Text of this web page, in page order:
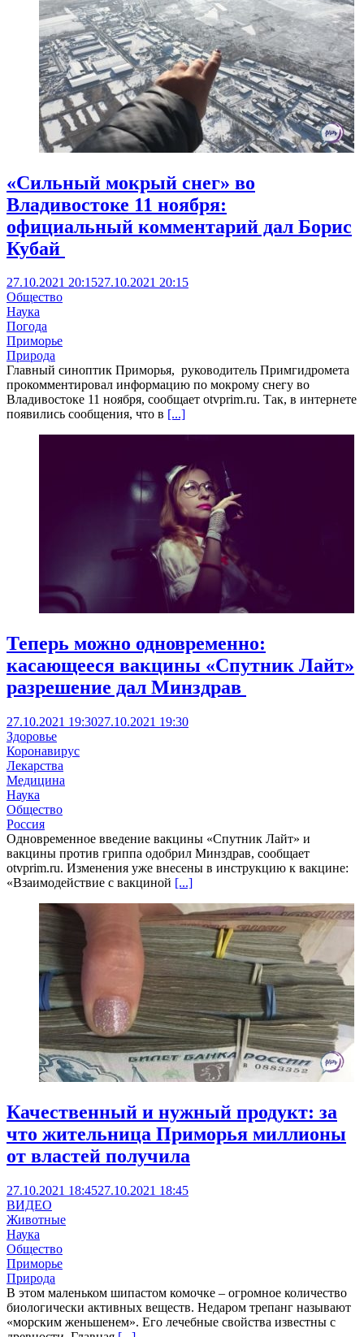
«Сильный мокрый снег» во
Владивостоке 11 ноября:
официальный комментарий дал Борис
Кубай
27.10.2021 20:1527.10.2021 20:15
Общество
Наука
Погода
Приморье
Природа
Главный синоптик Приморья, руководитель Примгидромета
прокомментировал информацию по мокрому снегу во
Владивостоке 11 ноября, сообщает otvprim.ru. Так, в интернете
появились сообщения, что в [...]
Теперь можно одновременно:
касающееся вакцины «Спутник Лайт»
разрешение дал Минздрав
27.10.2021 19:3027.10.2021 19:30
Здоровье
Коронавирус
Лекарства
Медицина
Наука
Общество
Россия
Одновременное введение вакцины «Спутник Лайт» и
вакцины против гриппа одобрил Минздрав, сообщает
otvprim.ru. Изменения уже внесены в инструкцию к вакцине:
«Взаимодействие с вакциной [...]
Качественный и нужный продукт: за
что жительница Приморья миллионы
от властей получила
27.10.2021 18:4527.10.2021 18:45
ВИДЕО
Животные
Наука
Общество
Приморье
Природа
В этом маленьком шипастом комочке – огромное количество
биологически активных веществ. Недаром трепанг называют
«морским женьшенем». Его лечебные свойства известны с